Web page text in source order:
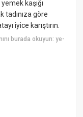
kaşığı
tadınıza göre
iyice karıştırın.
burada okuyun: ye-